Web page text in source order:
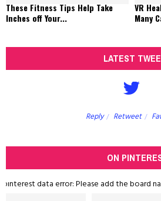
These Fitness Tips Help Take
Inches off Your...
VR
Many
LATEST
Reply Retweet
ON
pinterest data error: Please add the board